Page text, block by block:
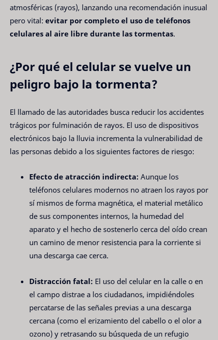
atmosféricas (rayos), lanzando una recomendación inusual
pero vital: evitar por completo el uso de teléfonos
celulares al aire libre durante las tormentas.
¿Por qué el celular se vuelve un
peligro bajo la tormenta?
El llamado de las autoridades busca reducir los accidentes
trágicos por fulminación de rayos. El uso de dispositivos
electrónicos bajo la lluvia incrementa la vulnerabilidad de
las personas debido a los siguientes factores de riesgo:
Efecto de atracción indirecta: Aunque los
teléfonos celulares modernos no atraen los rayos por
sí mismos de forma magnética, el material metálico
de sus componentes internos, la humedad del
aparato y el hecho de sostenerlo cerca del oído crean
un camino de menor resistencia para la corriente si
una descarga cae cerca.
Distracción fatal: El uso del celular en la calle o en
el campo distrae a los ciudadanos, impidiéndoles
percatarse de las señales previas a una descarga
cercana (como el erizamiento del cabello o el olor a
ozono) y retrasando su búsqueda de un refugio